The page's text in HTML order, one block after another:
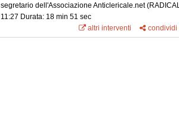
segretario dell'Associazione Anticlericale.net
11:27 Durata: 18 min 51 sec
altri interventi
condividi